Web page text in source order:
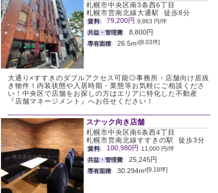
札幌市中央区南3条西6丁目
札幌市営南北線大通駅 徒歩8分
賃料 79,200円 9,863 円/坪
共益・管理費
8,800円
専有面積 26.5m²[8.03坪]
大通り×すすきのダブルアクセス可能◎事務所・店舗向け居抜
き物件！内装状態や入居時期・業態等お気軽にご相談くださ
い！中央区で店舗をお探しの方はエリアに特化した不動産
『店舗マネージメント』へお任せください！
スナック向き店舗
札幌市中央区南6条西4丁目
札幌市営南北線すすきの駅 徒歩3分
賃料 100,980円 11,000 円/坪
共益・管理費
25,245円
専有面積 30.294m²[9.18坪]